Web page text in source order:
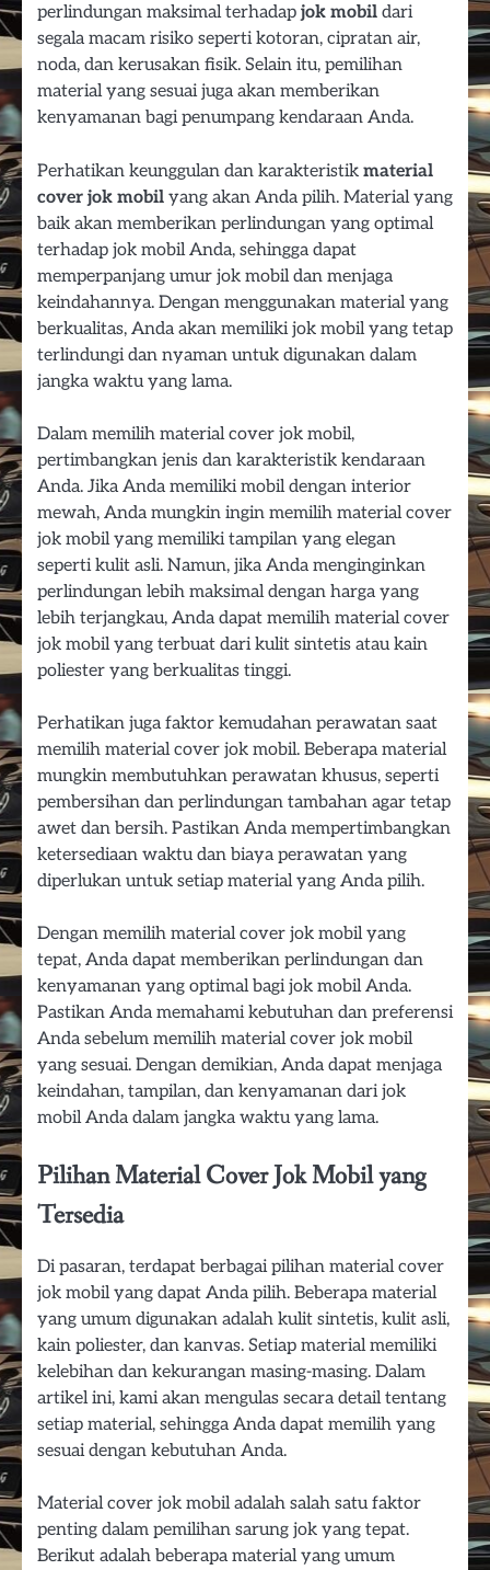
perlindungan maksimal terhadap jok mobil dari
segala macam risiko seperti kotoran, cipratan air,
noda, dan kerusakan fisik. Selain itu, pemilihan
material yang sesuai juga akan memberikan
kenyamanan bagi penumpang kendaraan Anda.
Perhatikan keunggulan dan karakteristik material
cover jok mobil yang akan Anda pilih. Material yang
baik akan memberikan perlindungan yang optimal
terhadap jok mobil Anda, sehingga dapat
memperpanjang umur jok mobil dan menjaga
keindahannya. Dengan menggunakan material yang
berkualitas, Anda akan memiliki jok mobil yang tetap
terlindungi dan nyaman untuk digunakan dalam
jangka waktu yang lama.
Dalam memilih material cover jok mobil,
pertimbangkan jenis dan karakteristik kendaraan
Anda. Jika Anda memiliki mobil dengan interior
mewah, Anda mungkin ingin memilih material cover
jok mobil yang memiliki tampilan yang elegan
seperti kulit asli. Namun, jika Anda menginginkan
perlindungan lebih maksimal dengan harga yang
lebih terjangkau, Anda dapat memilih material cover
jok mobil yang terbuat dari kulit sintetis atau kain
poliester yang berkualitas tinggi.
Perhatikan juga faktor kemudahan perawatan saat
memilih material cover jok mobil. Beberapa material
mungkin membutuhkan perawatan khusus, seperti
pembersihan dan perlindungan tambahan agar tetap
awet dan bersih. Pastikan Anda mempertimbangkan
ketersediaan waktu dan biaya perawatan yang
diperlukan untuk setiap material yang Anda pilih.
Dengan memilih material cover jok mobil yang
tepat, Anda dapat memberikan perlindungan dan
kenyamanan yang optimal bagi jok mobil Anda.
Pastikan Anda memahami kebutuhan dan preferensi
Anda sebelum memilih material cover jok mobil
yang sesuai. Dengan demikian, Anda dapat menjaga
keindahan, tampilan, dan kenyamanan dari jok
mobil Anda dalam jangka waktu yang lama.
Pilihan Material Cover Jok Mobil yang
Tersedia
Di pasaran, terdapat berbagai pilihan material cover
jok mobil yang dapat Anda pilih. Beberapa material
yang umum digunakan adalah kulit sintetis, kulit asli,
kain poliester, dan kanvas. Setiap material memiliki
kelebihan dan kekurangan masing-masing. Dalam
artikel ini, kami akan mengulas secara detail tentang
setiap material, sehingga Anda dapat memilih yang
sesuai dengan kebutuhan Anda.
Material cover jok mobil adalah salah satu faktor
penting dalam pemilihan sarung jok yang tepat.
Berikut adalah beberapa material yang umum